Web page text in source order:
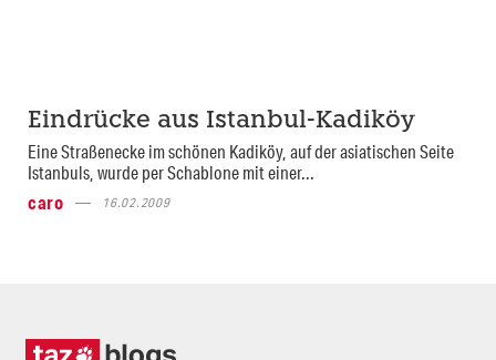
Eindrücke aus Istanbul-Kadiköy
Eine Straßenecke im schönen Kadiköy, auf der asiatischen Seite
Istanbuls, wurde per Schablone mit einer...
caro
16.02.2009